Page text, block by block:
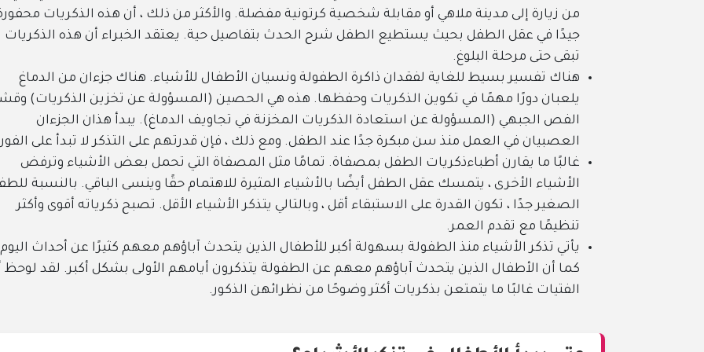
من زيارة إلى مدينة ملاهي أو مقابلة شخصية كرتونية مفضلة. والأكثر من ذلك ، أن هذه الذكريات
جيدًا في عقل الطفل بحيث يستطيع الطفل شرح الحدث بتفاصيل حية. يعتقد الخبراء أن هذه الذكريات
تبقى حتى مرحلة البلوغ.
هناك تفسير بسيط للغاية لفقدان ذاكرة الطفولة ونسيان الأطفال للأشياء. هناك جزءان من الدماغ
يلعبان دورًا مهمًا في تكوين الذكريات وحفظها. هذه هي الحصين (المسؤولة عن تخزين الذكريات)
الفص الجبهي (المسؤولة عن استعادة الذكريات المخزنة في تجاويف الدماغ). يبدأ هذان الجزءان
العصبيان في العمل منذ سن مبكرة جدًا عند الطفل. ومع ذلك ، فإن قدرتهم على التذكر لا تبدأ على
غالبًا ما يقارن أطباءذكريات الطفل بمصفاة. تمامًا مثل المصفاة التي تحمل بعض الأشياء وترفض
الأشياء الأخرى ، يتمسك عقل الطفل أيضًا بالأشياء المثيرة للاهتمام حقًا وينسى الباقي. بالنسبة
الصغير جدًا ، تكون القدرة على الاستبقاء أقل ، وبالتالي يتذكر الأشياء الأقل. تصبح ذكرياته أقوى وأكثر
تنظيمًا مع تقدم العمر.
يأتي تذكر الأشياء منذ الطفولة بسهولة أكبر للأطفال الذين يتحدث آباؤهم معهم كثيرًا عن أحداث
كما أن الأطفال الذين يتحدث آباؤهم معهم عن الطفولة يتذكرون أيامهم الأولى بشكل أكبر. لقد لوحظ
الفتيات غالبًا ما يتمتعن بذكريات أكثر وضوحًا من نظرائهن الذكور.